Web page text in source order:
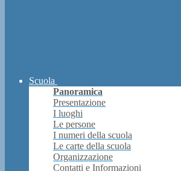
Scuola
Panoramica
Presentazione
I luoghi
Le persone
I numeri della scuola
Le carte della scuola
Organizzazione
Contatti e Informazioni